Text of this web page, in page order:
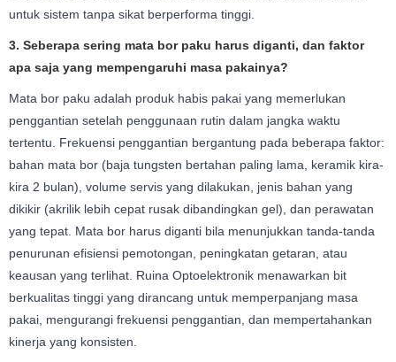
untuk sistem tanpa sikat berperforma tinggi.
3. Seberapa sering mata bor paku harus diganti, dan faktor
apa saja yang mempengaruhi masa pakainya?
Mata bor paku adalah produk habis pakai yang memerlukan
penggantian setelah penggunaan rutin dalam jangka waktu
tertentu. Frekuensi penggantian bergantung pada beberapa faktor:
bahan mata bor (baja tungsten bertahan paling lama, keramik kira-
kira 2 bulan), volume servis yang dilakukan, jenis bahan yang
dikikir (akrilik lebih cepat rusak dibandingkan gel), dan perawatan
yang tepat. Mata bor harus diganti bila menunjukkan tanda-tanda
penurunan efisiensi pemotongan, peningkatan getaran, atau
keausan yang terlihat. Ruina Optoelektronik menawarkan bit
berkualitas tinggi yang dirancang untuk memperpanjang masa
pakai, mengurangi frekuensi penggantian, dan mempertahankan
kinerja yang konsisten.